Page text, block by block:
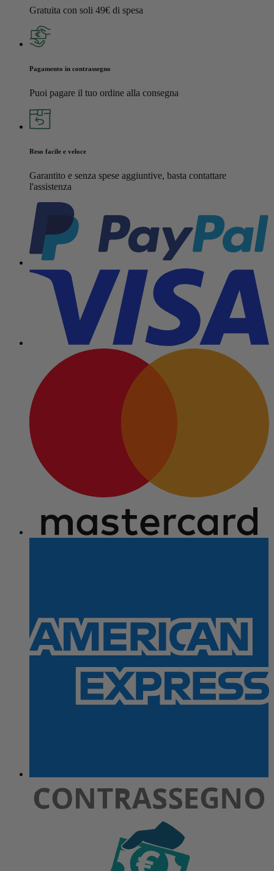
Gratuita con soli 49€ di spesa
Pagamento in contrassegno
Puoi pagare il tuo ordine alla consegna
Reso facile e veloce
Garantito e senza spese aggiuntive, basta contattare
l'assistenza